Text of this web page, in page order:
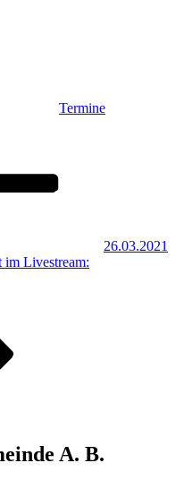
Termine
26.03.2021
im Livestream:
A. B.